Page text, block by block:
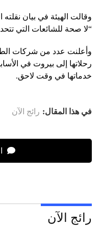
وقالت الهيئة في بيان نقلته
“لا صحة للشائعات التي
وأعلنت عدد من شركات
رحلاتها إلى بيروت في
خدماتها في وقت لاحق.
في هذا المقال: رائج الآن
رائج الآن